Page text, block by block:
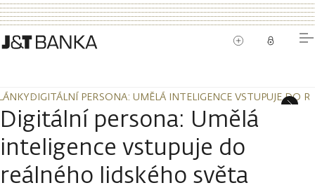
DIGITÁLNÍ PERSONA: UMĚLÁ INTELIGENCE VSTUPUJE DO
DIGITÁLNÍ PERSONA: UMĚLÁ INTELIGENCE VSTUPUJE DO
Digitální persona: Umělá
inteligence vstupuje do
reálného lidského světa